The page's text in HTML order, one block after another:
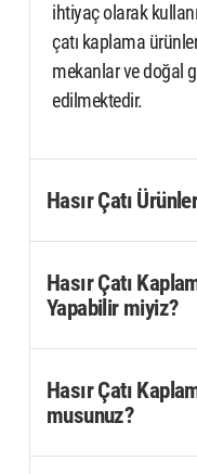
ihtiyaç olarak
çatı kaplama
mekanlar ve doğal
edilmektedir.
Hasır Çatı
Hasır Çatı
Yapabilir miyiz?
Hasır Çatı
musunuz?